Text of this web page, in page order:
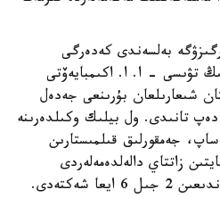
بەلسەندى كەدەرگى
تۋىسى - ا. ا. اكىمبايەۆتى
شىعارىلعان بۇرىنعى جەدەل
دەپ تانىدى. ول بيلىك وكىلدەرىنە
جەمقورلىق قىلمىستارىن
زاتتاي دالەلدەمەلەردى
شەكتەدى.